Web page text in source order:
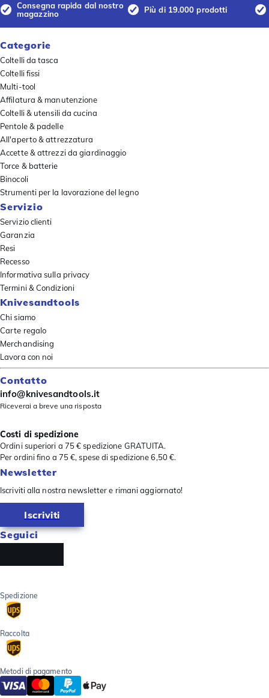
Consegna rapida dal nostro
magazzino
Più di 19.000 prodotti
Categorie
Coltelli da tasca
Coltelli fissi
Multi-tool
Affilatura & manutenzione
Coltelli & utensili da cucina
Pentole & padelle
All'aperto & attrezzatura
Accette & attrezzi da giardinaggio
Torce & batterie
Binocoli
Strumenti per la lavorazione del legno
Servizio
Servizio clienti
Garanzia
Resi
Recesso
Informativa sulla privacy
Termini & Condizioni
Knivesandtools
Chi siamo
Carte regalo
Merchandising
Lavora con noi
Contatto
info@knivesandtools.it
Riceverai a breve una risposta
Costi di spedizione
Ordini superiori a 75 € spedizione GRATUITA.
Per ordini fino a 75 €, spese di spedizione 6,50 €.
Newsletter
Iscriviti alla nostra newsletter e rimani aggiornato!
Iscriviti
Seguici
Spedizione
Raccolta
Metodi di pagamento